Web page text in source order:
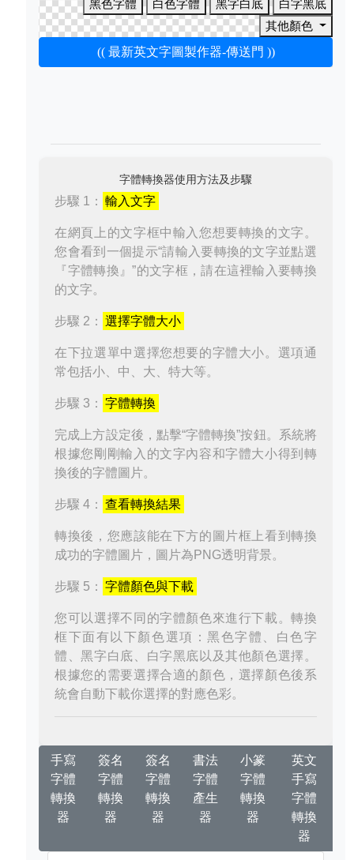
黑色字體 白色字體 黑字白底
白字黑底
其他顏色
(( 最新英文字圖製作器-傳送門 ))
字體轉換器使用方法及步驟
步驟 1： 輸入文字
在網頁上的文字框中輸入您想要轉換的文字。
您會看到一個提示“請輸入要轉換的文字並點選
『字體轉換』”的文字框，請在這裡輸入要轉換
的文字。
步驟 2： 選擇字體大小
在下拉選單中選擇您想要的字體大小。選項通
常包括小、中、大、特大等。
步驟 3： 字體轉換
完成上方設定後，點擊“字體轉換”按鈕。系統將
根據您剛剛輸入的文字內容和字體大小得到轉
換後的字體圖片。
步驟 4： 查看轉換結果
轉換後，您應該能在下方的圖片框上看到轉換
成功的字體圖片，圖片為PNG透明背景。
步驟 5： 字體顏色與下載
您可以選擇不同的字體顏色來進行下載。轉換
框下面有以下顏色選項：黑色字體、白色字
體、黑字白底、白字黑底以及其他顏色選擇。
根據您的需要選擇合適的顏色，選擇顏色後系
統會自動下載你選擇的對應色彩。
手寫
字體
轉換
器
簽名
字體
轉換
器
簽名
字體
轉換
器
書法
字體
產生
器
小篆
字體
轉換
器
英文
手寫
字體
轉換
器